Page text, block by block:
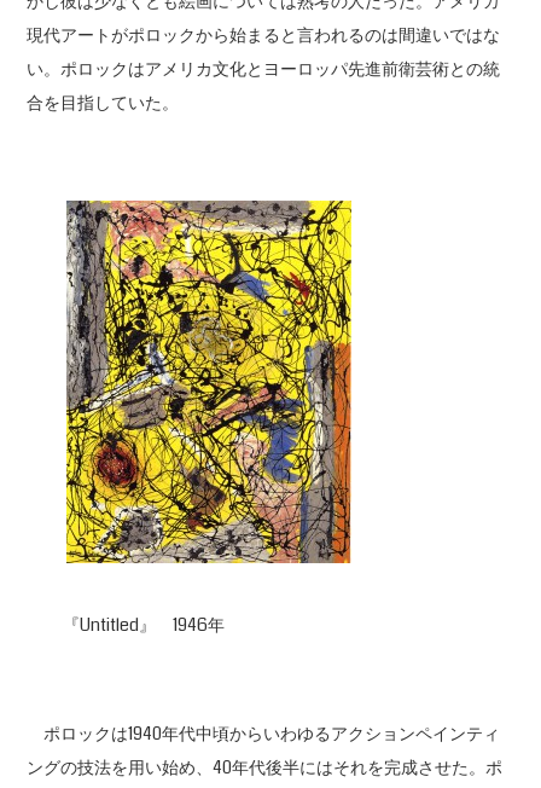
現代アートがポロックから始まると言われるのは間違いではな
い。ポロックはアメリカ文化とヨーロッパ先進前衛芸術との統
合を目指していた。
『Untitled』 1946年
ポロックは1940年代中頃からいわゆるアクションペインティ
ングの技法を用い始め、40年代後半にはそれを完成させた。ポ